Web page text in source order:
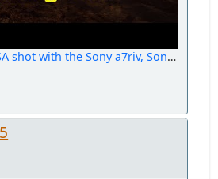
the Sony a7riv, Sony a9 & Sony a7iii.jpg